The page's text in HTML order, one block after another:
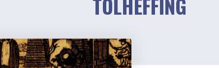
TOLHEFFING